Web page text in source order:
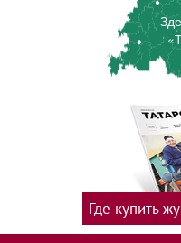
Где купить